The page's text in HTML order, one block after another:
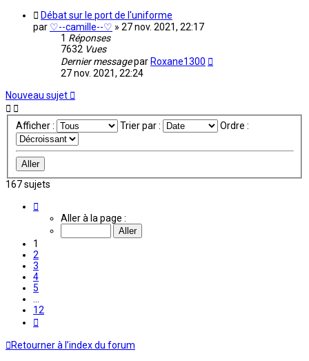
Débat sur le port de l'uniforme
par ♡--camille--♡ » 27 nov. 2021, 22:17
1 Réponses
7632 Vues
Dernier messagepar Roxane1300
27 nov. 2021, 22:24
Nouveau sujet
Afficher : Trier par : Ordre :
167 sujets
Aller à la page :
1
2
3
4
5
12
Retourner à l’index du forum